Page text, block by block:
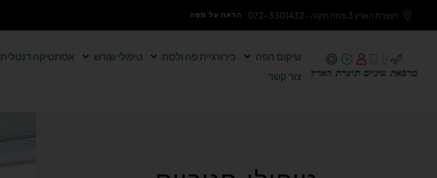
תוצרת הארץ 3 פתח תקוה - 072-3301432 הראה על מפה
שיקום הפה כירורגיית פה ולסת טיפולי שורש אסתטיקה דנטלית
צור קשר